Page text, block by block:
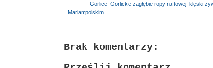
Gorlice Gorlickie zagłębie ropy naftowej klęski
Mariampolskim
Brak komentarzy: